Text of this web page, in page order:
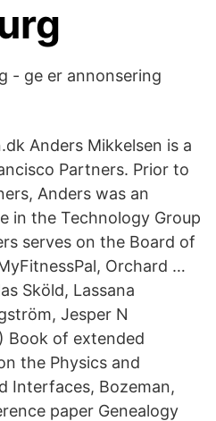
- ge er annonsering
Anders Mikkelsen is a
Partners. Prior to
Anders was an
in the Technology Group
serves on the Board of
Orchard …
Sköld, Lassana
Jesper N
Book of extended
the Physics and
Interfaces, Bozeman,
paper Genealogy